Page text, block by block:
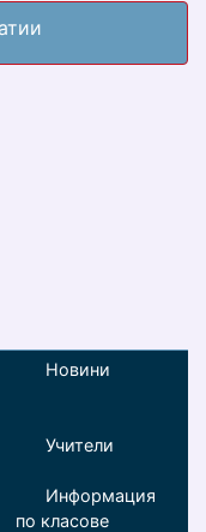
Новини
Учители
Информация
по класове